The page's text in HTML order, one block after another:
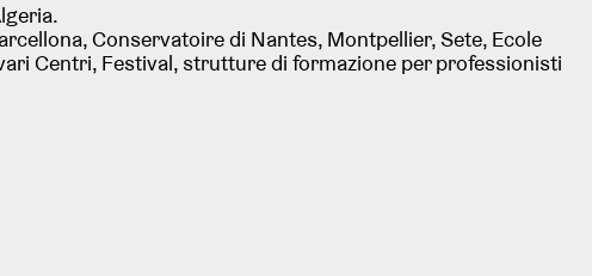
Conservatoire di Nantes, Montpellier, Sete, Ecole
Centri, Festival, strutture di formazione per professionisti